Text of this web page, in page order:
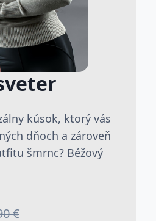
kúsok, ktorý vás
dňoch a zároveň
šmrnc? Béžový
€